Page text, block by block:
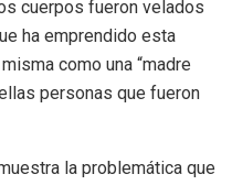
cuerpos fueron velados
ha emprendido esta
como una “madre
personas que fueron
la problemática que